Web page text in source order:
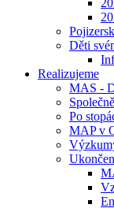
Děti
Realizujeme
MAS -
Po
MAP v